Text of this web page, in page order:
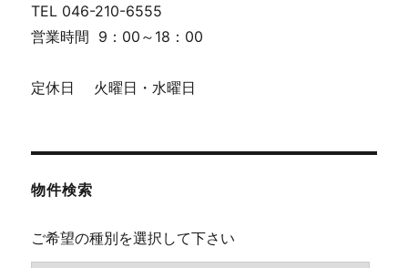
TEL 046-210-6555
営業時間 9：00～18：00
定休日 火曜日・水曜日
物件検索
ご希望の種別を選択して下さい